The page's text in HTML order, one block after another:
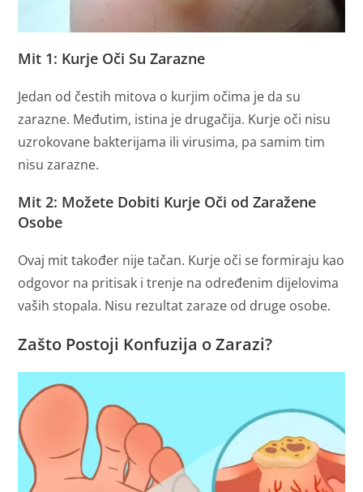
Mit 1: Kurje Oči Su Zarazne
Jedan od čestih mitova o kurjim očima je da su
zarazne. Međutim, istina je drugačija. Kurje oči nisu
uzrokovane bakterijama ili virusima, pa samim tim
nisu zarazne.
Mit 2: Možete Dobiti Kurje Oči od Zaražene
Osobe
Ovaj mit također nije tačan. Kurje oči se formiraju kao
odgovor na pritisak i trenje na određenim dijelovima
vaših stopala. Nisu rezultat zaraze od druge osobe.
Zašto Postoji Konfuzija o Zarazi?